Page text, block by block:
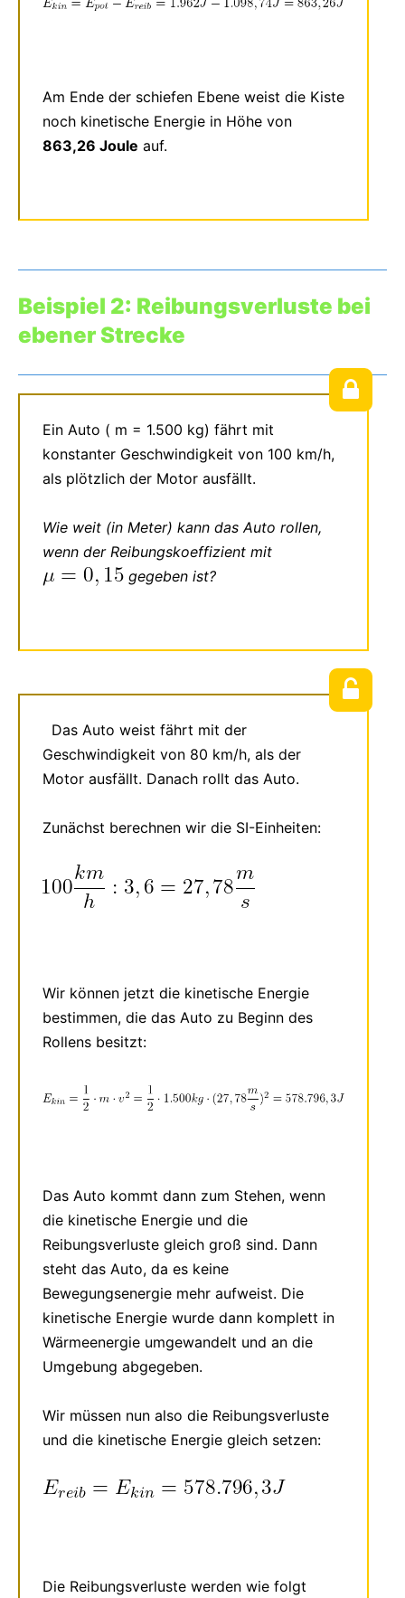
Am Ende der schiefen Ebene weist die Kiste
noch kinetische Energie in Höhe von
863,26 Joule auf.
Beispiel 2: Reibungsverluste bei
ebener Strecke
Ein Auto ( m = 1.500 kg) fährt mit
konstanter Geschwindigkeit von 100 km/h,
als plötzlich der Motor ausfällt.
Wie weit (in Meter) kann das Auto rollen,
wenn der Reibungskoeffizient mit
gegeben ist?
Das Auto weist fährt mit der
Geschwindigkeit von 80 km/h, als der
Motor ausfällt. Danach rollt das Auto.
Zunächst berechnen wir die SI-Einheiten:
Wir können jetzt die kinetische Energie
bestimmen, die das Auto zu Beginn des
Rollens besitzt:
Das Auto kommt dann zum Stehen, wenn
die kinetische Energie und die
Reibungsverluste gleich groß sind. Dann
steht das Auto, da es keine
Bewegungsenergie mehr aufweist. Die
kinetische Energie wurde dann komplett in
Wärmeenergie umgewandelt und an die
Umgebung abgegeben.
Wir müssen nun also die Reibungsverluste
und die kinetische Energie gleich setzen:
Die Reibungsverluste werden wie folgt